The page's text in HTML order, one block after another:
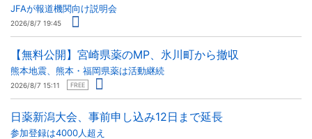
JFAが報道機関向け説明会
2026/8/7 19:45
【無料公開】宮崎県薬のMP、氷川町から撤収
熊本地震、熊本・福岡県薬は活動継続
2026/8/7 15:11 FREE
日薬新潟大会、事前申し込み12日まで延長
参加登録は4000人超え